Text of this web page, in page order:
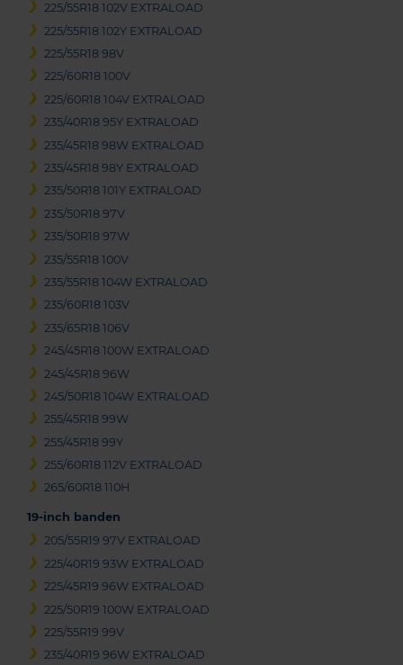
225/55R18 102V EXTRALOAD
225/55R18 102Y EXTRALOAD
225/55R18 98V
225/60R18 100V
225/60R18 104V EXTRALOAD
235/40R18 95Y EXTRALOAD
235/45R18 98W EXTRALOAD
235/45R18 98Y EXTRALOAD
235/50R18 101Y EXTRALOAD
235/50R18 97V
235/50R18 97W
235/55R18 100V
235/55R18 104W EXTRALOAD
235/60R18 103V
235/65R18 106V
245/45R18 100W EXTRALOAD
245/45R18 96W
245/50R18 104W EXTRALOAD
255/45R18 99W
255/45R18 99Y
255/60R18 112V EXTRALOAD
265/60R18 110H
19-inch banden
205/55R19 97V EXTRALOAD
225/40R19 93W EXTRALOAD
225/45R19 96W EXTRALOAD
225/50R19 100W EXTRALOAD
225/55R19 99V
235/40R19 96W EXTRALOAD